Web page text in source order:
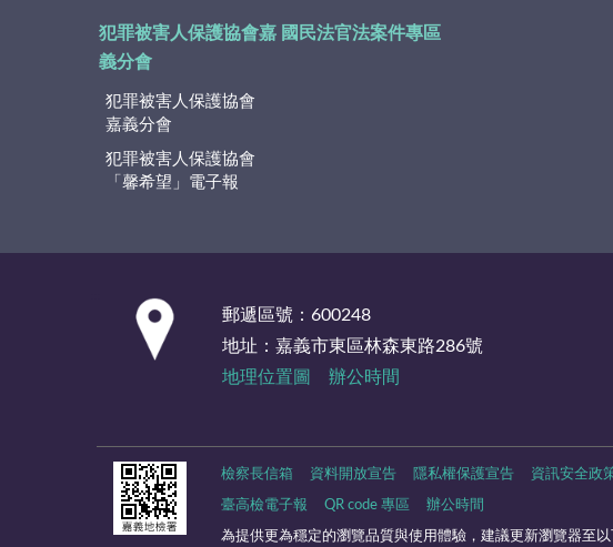
犯罪被害人保護協會嘉
義分會
犯罪被害人保護協會
嘉義分會
犯罪被害人保護協會
「馨希望」電子報
國民法官法案件專區
郵遞區號：600248
地址：嘉義市東區林森東路286號
地理位置圖
辦公時間
檢察長信箱 資料開放宣告 隱私權保護宣告 資訊安全政
臺高檢電子報 QR code 專區 辦公時間
為提供更為穩定的瀏覽品質與使用體驗，建議更新瀏覽器至